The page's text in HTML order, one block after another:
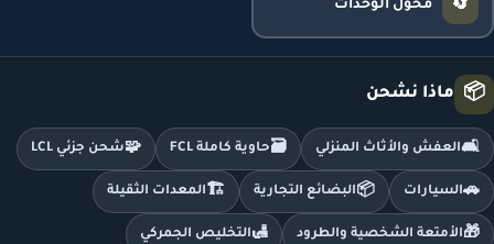
🔄 محوّل الوحدات
📦 ماذا نشحن
🛋️العفش والأثاث المنزلي 🗃️حاوية كاملة FCL 🧩شحن جزئي LCL
🚗السيارات 📦البضائع التجارية 🏗️المعدات الثقيلة
🎁الأمتعة الشخصية والطرود 🛃التخليص الجمركي